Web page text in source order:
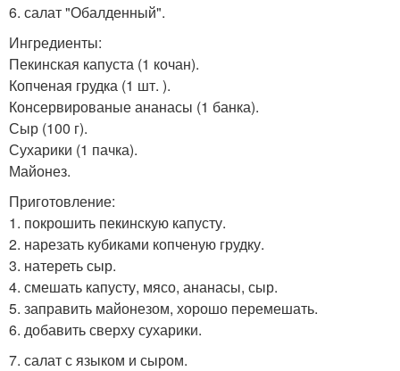
6. салат "Обалденный".
Ингредиенты:
Пекинская капуста (1 кочан).
Копченая грудка (1 шт. ).
Консервированые ананасы (1 банка).
Сыр (100 г).
Сухарики (1 пачка).
Майонез.
Приготовление:
1. покрошить пекинскую капусту.
2. нарезать кубиками копченую грудку.
3. натереть сыр.
4. смешать капусту, мясо, ананасы, сыр.
5. заправить майонезом, хорошо перемешать.
6. добавить сверху сухарики.
7. салат с языком и сыром.